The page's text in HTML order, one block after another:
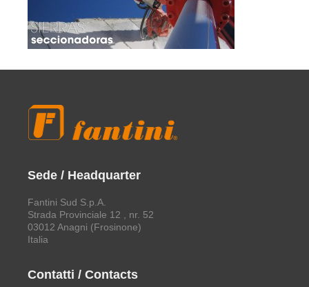
Sede / Headquarter
Fantini Sud S.p.A.
Strada Provinciale 12 , nr. 52
03012 Anagni (Frosinone)
Italia
Contatti / Contacts